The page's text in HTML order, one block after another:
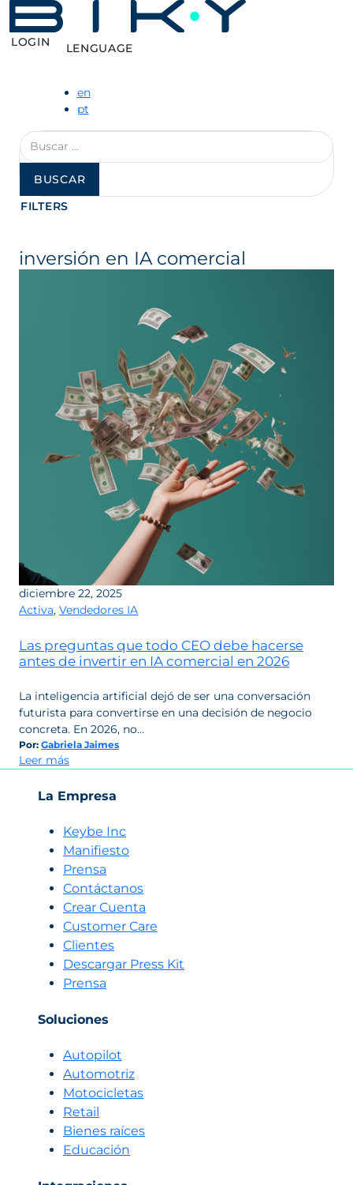
LOGIN LENGUAGE
en
pt
Buscar:
FILTERS
inversión en IA comercial
diciembre 22, 2025
Activa, Vendedores IA
Las preguntas que todo CEO debe hacerse
antes de invertir en IA comercial en 2026
La inteligencia artificial dejó de ser una conversación
futurista para convertirse en una decisión de negocio
concreta. En 2026, no…
Por: Gabriela Jaimes
Leer más:
preguntas
todo
CEO
debe
hacerse
antes
de
invertir
en
IA
comercial
en
La Empresa
Keybe Inc
Manifiesto
Prensa
Contáctanos
Crear Cuenta
Customer Care
Clientes
Descargar Press Kit
Prensa
Soluciones
Autopilot
Automotriz
Motocicletas
Retail
Bienes raíces
Educación